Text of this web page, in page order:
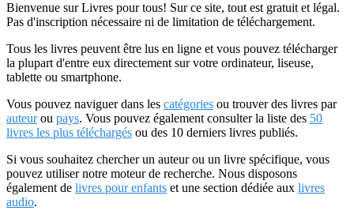
Bienvenue sur Livres pour tous! Sur ce site, tout est gratuit et légal.
Pas d'inscription nécessaire ni de limitation de téléchargement.
Tous les livres peuvent être lus en ligne et vous pouvez télécharger
la plupart d'entre eux directement sur votre ordinateur, liseuse,
tablette ou smartphone.
Vous pouvez naviguer dans les catégories ou trouver des livres par
auteurou pays. Vous pouvez également consulter la liste des 50
livres les plus téléchargés ou des 10 derniers livres publiés.
Si vous souhaitez chercher un auteur ou un livre spécifique, vous
pouvez utiliser notre moteur de recherche. Nous disposons
également de livres pour enfants et une section dédiée aux livres
audio.